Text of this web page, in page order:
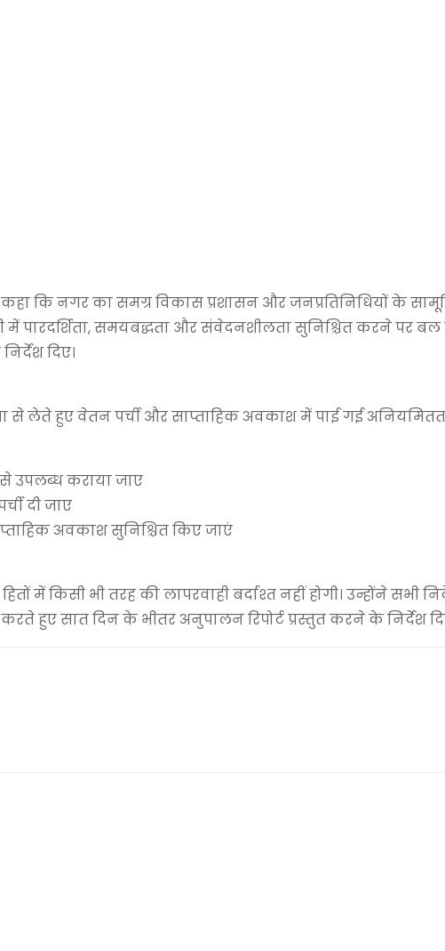
कि नगर का समग्र विकास प्रशासन और जनप्रतिनिधियों के
में पारदर्शिता, समयबद्धता और संवेदनशीलता सुनिश्चित करने पर बल
दिए।
से लेते हुए वेतन पर्ची और साप्ताहिक अवकाश में पाई गई
उपलब्ध कराया जाए
दी जाए
अवकाश सुनिश्चित किए जाएं
में किसी भी तरह की लापरवाही बर्दाश्त नहीं होगी। उन्होंने सभी
सात दिन के भीतर अनुपालन रिपोर्ट प्रस्तुत करने के निर्देश